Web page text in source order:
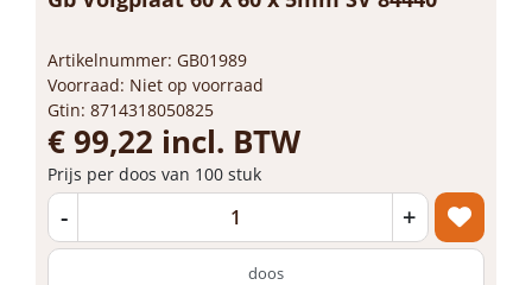
Artikelnummer: GB01989
Voorraad: Niet op voorraad
Gtin: 8714318050825
€ 99,22 incl. BTW
Prijs per doos van 100 stuk
- +
doos